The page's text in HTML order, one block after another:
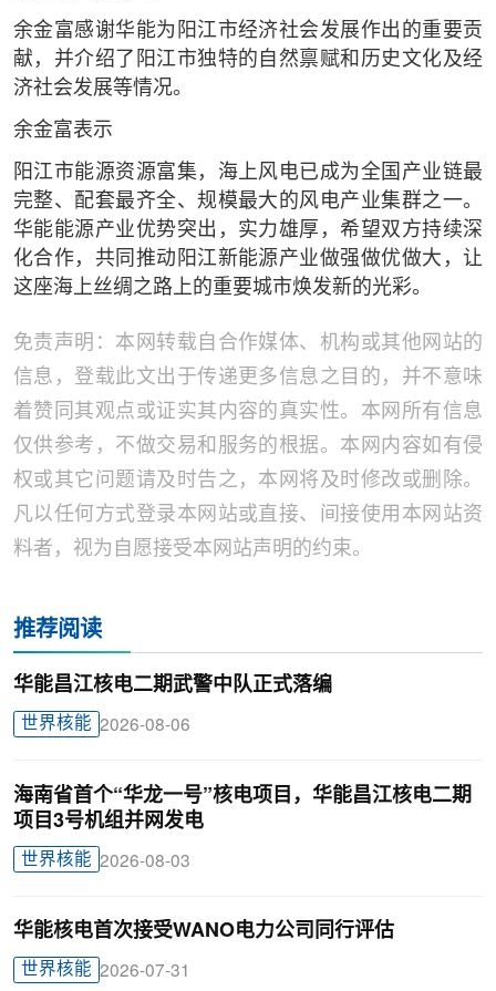
余金富感谢华能为阳江市经济社会发展作出的重要贡
献，并介绍了阳江市独特的自然禀赋和历史文化及经
济社会发展等情况。
余金富表示
阳江市能源资源富集，海上风电已成为全国产业链最
完整、配套最齐全、规模最大的风电产业集群之一。
华能能源产业优势突出，实力雄厚，希望双方持续深
化合作，共同推动阳江新能源产业做强做优做大，让
这座海上丝绸之路上的重要城市焕发新的光彩。
免责声明：本网转载自合作媒体、机构或其他网站的
信息，登载此文出于传递更多信息之目的，并不意味
着赞同其观点或证实其内容的真实性。本网所有信息
仅供参考，不做交易和服务的根据。本网内容如有侵
权或其它问题请及时告之，本网将及时修改或删除。
凡以任何方式登录本网站或直接、间接使用本网站资
料者，视为自愿接受本网站声明的约束。
推荐阅读
华能昌江核电二期武警中队正式落编
世界核能 2026-08-06
海南省首个“华龙一号”核电项目，华能昌江核电二期
项目3号机组并网发电
世界核能 2026-08-03
华能核电首次接受WANO电力公司同行评估
世界核能 2026-07-31